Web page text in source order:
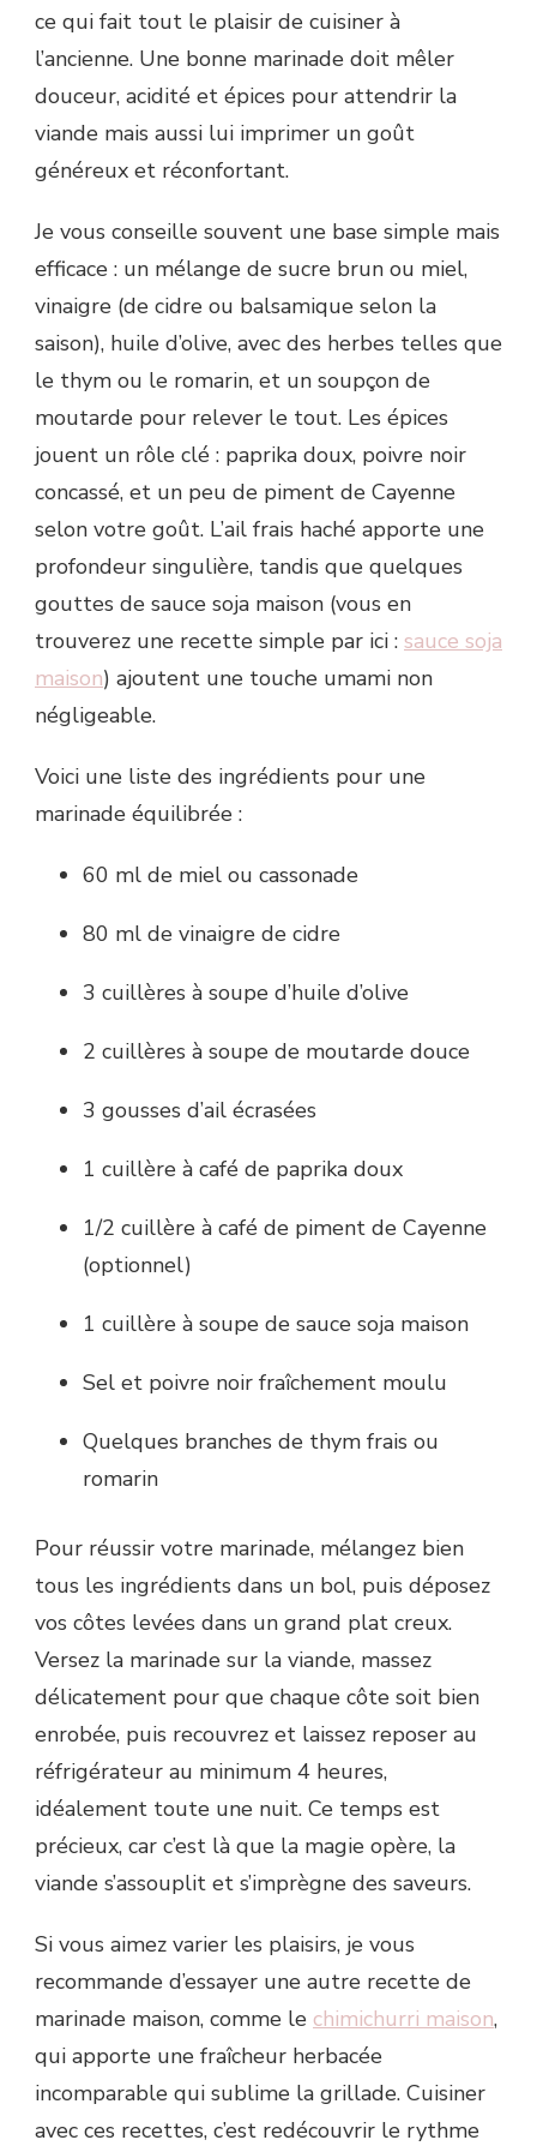
ce qui fait tout le plaisir de cuisiner à
l’ancienne. Une bonne marinade doit mêler
douceur, acidité et épices pour attendrir la
viande mais aussi lui imprimer un goût
généreux et réconfortant.
Je vous conseille souvent une base simple mais
efficace : un mélange de sucre brun ou miel,
vinaigre (de cidre ou balsamique selon la
saison), huile d’olive, avec des herbes telles que
le thym ou le romarin, et un soupçon de
moutarde pour relever le tout. Les épices
jouent un rôle clé : paprika doux, poivre noir
concassé, et un peu de piment de Cayenne
selon votre goût. L’ail frais haché apporte une
profondeur singulière, tandis que quelques
gouttes de sauce soja maison (vous en
trouverez une recette simple par ici : sauce soja
maison) ajoutent une touche umami non
négligeable.
Voici une liste des ingrédients pour une
marinade équilibrée :
60 ml de miel ou cassonade
80 ml de vinaigre de cidre
3 cuillères à soupe d’huile d’olive
2 cuillères à soupe de moutarde douce
3 gousses d’ail écrasées
1 cuillère à café de paprika doux
1/2 cuillère à café de piment de Cayenne
(optionnel)
1 cuillère à soupe de sauce soja maison
Sel et poivre noir fraîchement moulu
Quelques branches de thym frais ou
romarin
Pour réussir votre marinade, mélangez bien
tous les ingrédients dans un bol, puis déposez
vos côtes levées dans un grand plat creux.
Versez la marinade sur la viande, massez
délicatement pour que chaque côte soit bien
enrobée, puis recouvrez et laissez reposer au
réfrigérateur au minimum 4 heures,
idéalement toute une nuit. Ce temps est
précieux, car c’est là que la magie opère, la
viande s’assouplit et s’imprègne des saveurs.
Si vous aimez varier les plaisirs, je vous
recommande d’essayer une autre recette de
marinade maison, comme le chimichurri maison,
qui apporte une fraîcheur herbacée
incomparable qui sublime la grillade. Cuisiner
avec ces recettes, c’est redécouvrir le rythme